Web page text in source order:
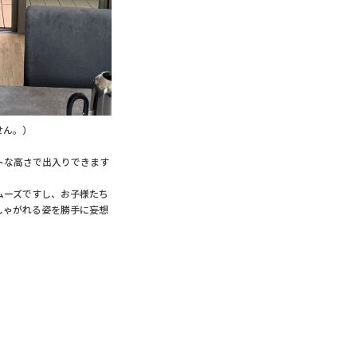
。）
高さで出入りできます
ズですし、お子様たち
がれる姿を勝手に妄想